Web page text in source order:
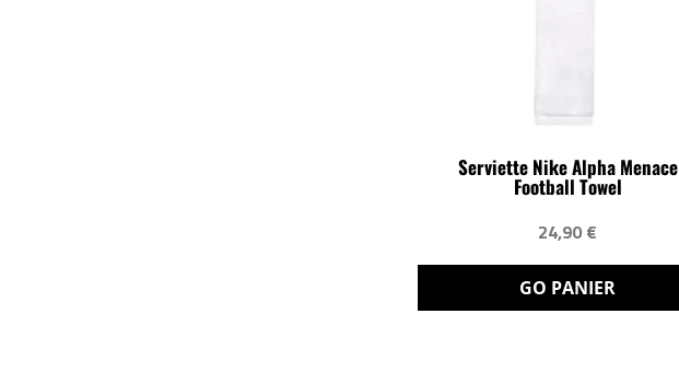
Serviette Nike Alpha Menace
Football Towel
24,90 €
GO PANIER